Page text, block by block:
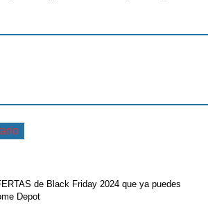
de Black Friday 2024 que ya puedes
Depot